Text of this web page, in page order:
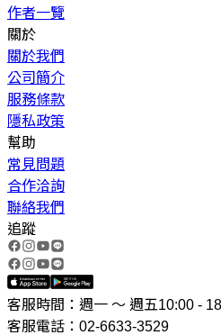
作者一覽
關於
關於我們
公司簡介
服務條款
隱私政策
幫助
常見問題
合作洽詢
聯絡我們
追蹤
客服時間：週一 ～ 週五10:00 -
客服電話：02-6633-3529